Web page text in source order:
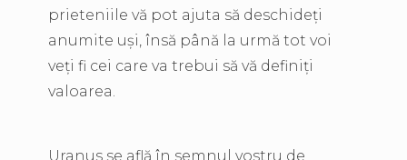
prieteniile vă pot ajuta să deschideți
anumite uși, însă până la urmă tot voi
veți fi cei care va trebui să vă definiți
valoarea.
Uranus se află în semnul vostru de